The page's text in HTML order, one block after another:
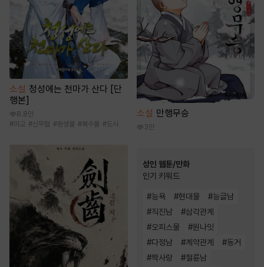
소설 청성에는 천마가 산다 [단
행본]
8.8만
#마교 #신무협 # 환생물 #복수물 #도사
소설 만행무승
3만
성인 웹툰/만화
인기 키워드
#능욕 #현대물 #능글남
#직진남 #삼각관계
#오피스물 #원나잇
#다정남 #계약관계 #동거
#짝사랑 #절륜남